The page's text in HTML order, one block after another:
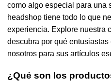
como algo especial para una
headshop tiene todo lo que
experiencia. Explore nuestra
descubra por qué
nosotros para sus artículos
¿Qué son los